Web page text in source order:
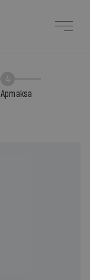
Apmaksa